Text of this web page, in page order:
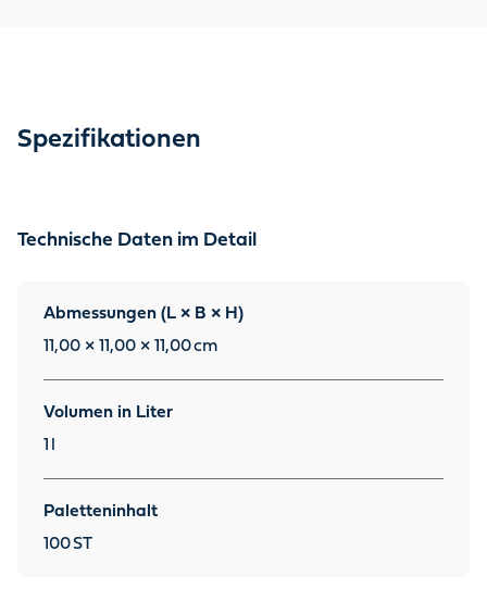
Spezifikationen
Technische Daten im Detail
Abmessungen (L × B × H)
11,00 × 11,00 × 11,00cm
Volumen in Liter
Paletteninhalt
100ST